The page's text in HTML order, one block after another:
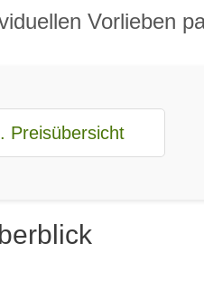
Vorlieben
Preisübersicht